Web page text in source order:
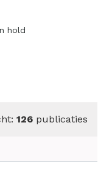
hold
126 publicaties